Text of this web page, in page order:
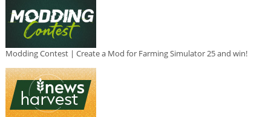
Modding Contest | Create a Mod for Farming Simulator 25 and win!